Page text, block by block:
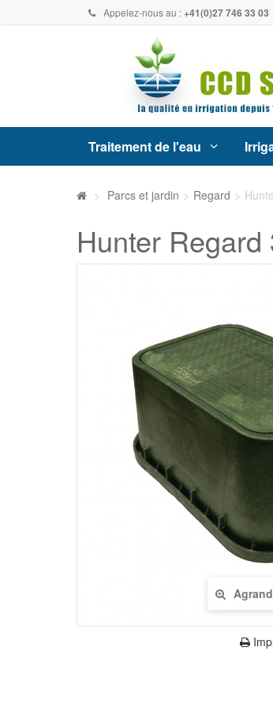
Appelez-nous au :+41(0)27 746 33 03
Traitement de l'eau
> Parcs et jardin > Regard >
Hunter